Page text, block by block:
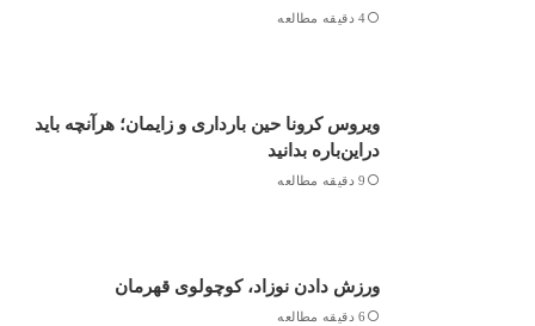
4 دقیقه مطالعه
ویروس کرونا حین بارداری و زایمان؛ هرآنچه باید
دراین‌باره بدانید
9 دقیقه مطالعه
ورزش دادن نوزاد، کوچولوی قهرمان
6 دقیقه مطالعه